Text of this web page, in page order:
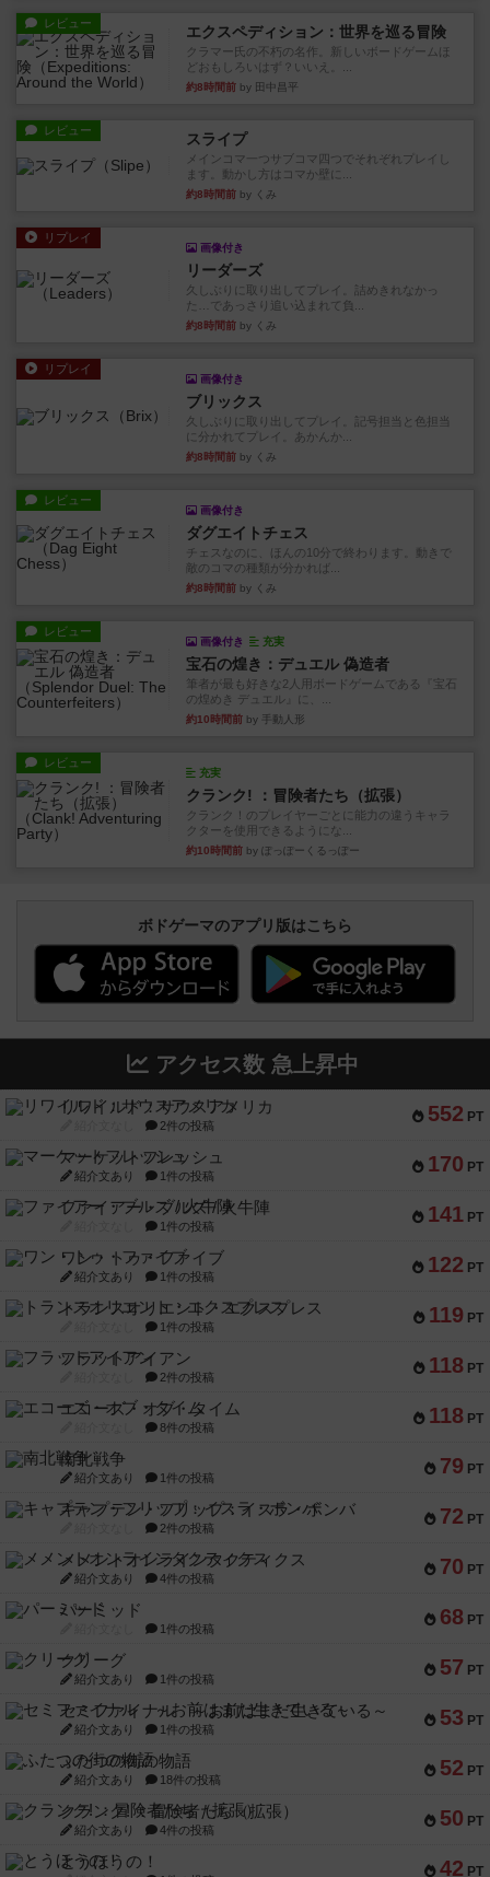
レビュー エクスペディション：世界を巡る冒険
クラマー氏の不朽の名作。新しいボードゲームほ
どおもしろいはず？いいえ。...
約8時間前 by 田中昌平
レビュー スライプ
メインコマ一つサブコマ四つでそれぞれプレイし
ます。動かし方はコマか壁に...
約8時間前 by くみ
リプレイ
画像付き
リーダーズ
久しぶりに取り出してプレイ。詰めきれなかっ
た…であっさり追い込まれて負...
約8時間前 by くみ
リプレイ
画像付き
ブリックス
久しぶりに取り出してプレイ。記号担当と色担当
に分かれてプレイ。あかんか...
約8時間前 by くみ
レビュー
画像付き
ダグエイトチェス
チェスなのに、ほんの10分で終わります。動きで
敵のコマの種類が分かれば...
約8時間前 by くみ
レビュー
画像付き 充実
宝石の煌き：デュエル 偽造者
筆者が最も好きな2人用ボードゲームである『宝石
の煌めき デュエル』に、...
約10時間前 by 手動人形
レビュー
充実
クランク! ：冒険者たち（拡張）
クランク！のプレイヤーごとに能力の違うキャラ
クターを使用できるようにな...
約10時間前 by ぽっぽーくるっぽー
ボドゲーマのアプリ版はこちら
アクセス数 急上昇中
552 PT
リワイルド：サウスアメリカ
2件の投稿
170 PT
マーケットフレッシュ
紹介文あり 1件の投稿
141 PT
ファイアー・ブルズ / 火牛陣
1件の投稿
122 PT
ワン・トゥ・ファイブ
紹介文あり 1件の投稿
119 PT
トランスオリエント・エクスプレス
1件の投稿
118 PT
フラットアイアン
2件の投稿
118 PT
エコーズ・オブ・タイム
8件の投稿
79 PT
南北戦争
紹介文あり 1件の投稿
72 PT
キャプテン・フリップ：イスラ・ボンバ
2件の投稿
70 PT
メメントオンラインタクティクス
紹介文あり 4件の投稿
68 PT
パーミッド
1件の投稿
57 PT
クリーグ
紹介文あり 1件の投稿
53 PT
セミファイナル ～お前はまだ生きている～
紹介文あり 1件の投稿
52 PT
ふたつの街の物語
紹介文あり 18件の投稿
50 PT
クランク! ：冒険者たち（拡張）
紹介文あり 4件の投稿
42 PT
とうほうの！